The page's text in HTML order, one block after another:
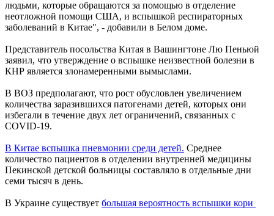
людьми, которые обращаются за помощью в отделение
неотложной помощи США, и вспышкой респираторных
заболеваний в Китае", - добавили в Белом доме.
Представитель посольства Китая в Вашингтоне Лю Пеньюй
заявил, что утверждение о вспышке неизвестной болезни в
КНР является злонамеренными вымыслами.
В ВОЗ предполагают, что рост обусловлен увеличением
количества заразившихся патогенами детей, которых они
избегали в течение двух лет ограничений, связанных с
COVID-19.
В Китае вспышка пневмонии среди детей. Среднее
количество пациентов в отделении внутренней медицины
Пекинской детской больницы составляло в отдельные дни
семи тысяч в день.
В Украине существует большая вероятность вспышки кори